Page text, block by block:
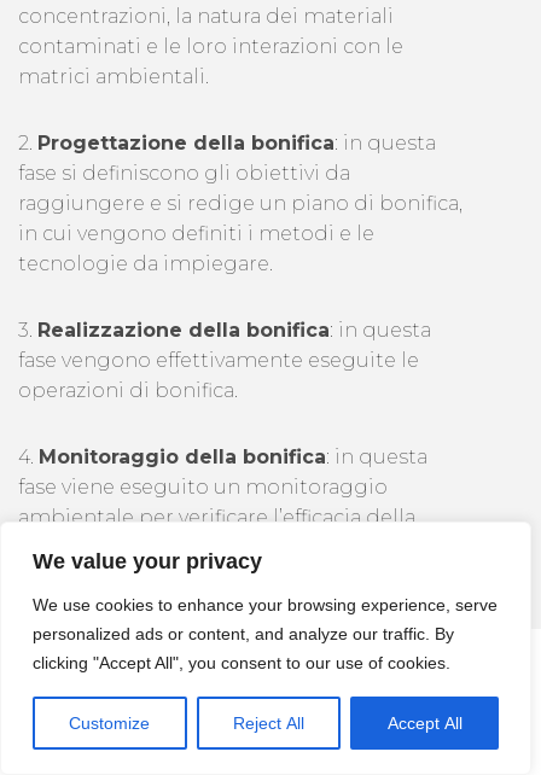
We value your privacy
We use cookies to enhance your browsing experience, serve
personalized ads or content, and analyze our traffic. By
clicking "Accept All", you consent to our use of cookies.
Customize Reject All Accept All
concentrazioni, la natura dei materiali
contaminati e le loro interazioni con le
matrici ambientali.
2. Progettazione della bonifica: in questa
fase si definiscono gli obiettivi da
raggiungere e si redige un piano di bonifica,
in cui vengono definiti i metodi e le
tecnologie da impiegare.
3. Realizzazione della bonifica: in questa
fase vengono effettivamente eseguite le
operazioni di bonifica.
4. Monitoraggio della bonifica: in questa
fase viene eseguito un monitoraggio
ambientale per verificare l’efficacia della
bonifica effettuata, al fine di assicurare che
siano stati raggiunti gli obiettivi prefissati.
Spazi Confinati